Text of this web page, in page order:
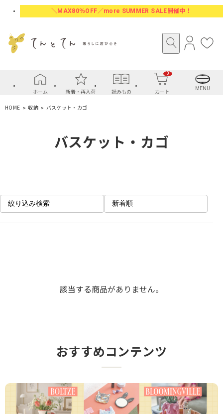
＼MAX80％OFF／more SUMMER SALE開催中！
に
入
り
ホーム 新着・再入荷 読みもの カート
0
MENU
HOME 収納 バスケット・カゴ
バスケット・カゴ
絞り込み検索 新着順
該当する商品がありません。
おすすめコンテンツ